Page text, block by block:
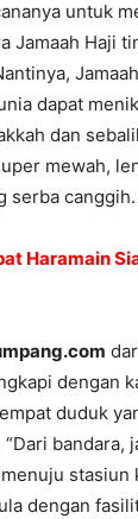
untuk
Jamaah Haji
dapat
dan
mewah,
serba canggih.
Haramain
dengan
duduk
bandara,
stasiun
dengan